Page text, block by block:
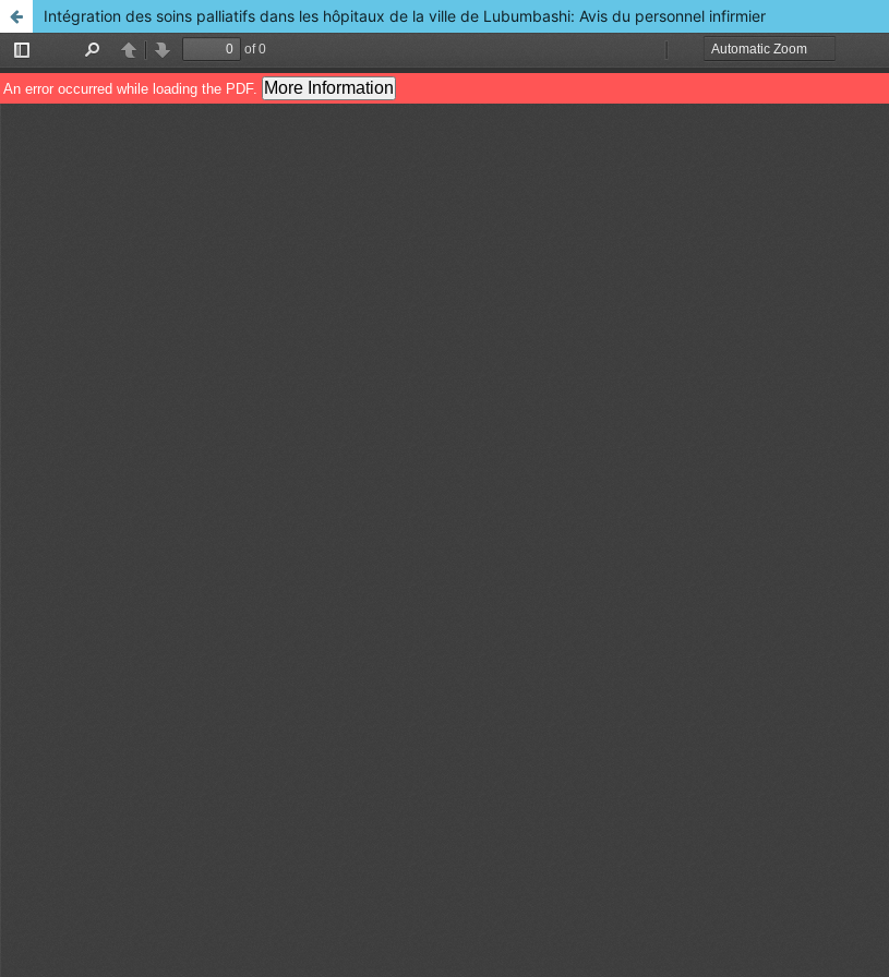
Intégration des soins palliatifs dans les hôpitaux de la ville de Lubumbashi: Avis du personnel infirmier